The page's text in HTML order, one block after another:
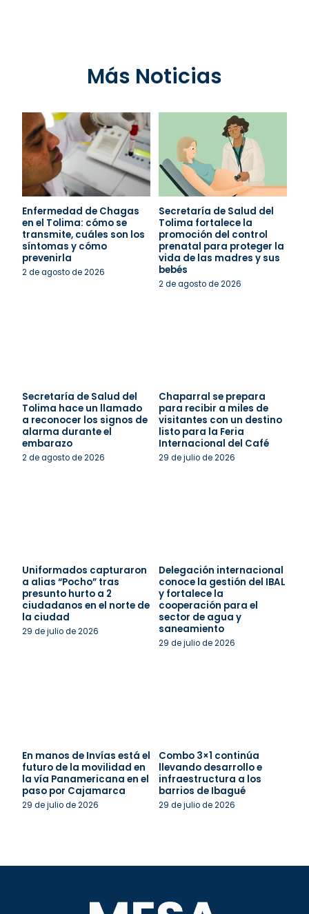
Más Noticias
Enfermedad de Chagas
en el Tolima: cómo se
transmite, cuáles son los
síntomas y cómo
prevenirla
2 de agosto de 2026
Secretaría de Salud del
Tolima fortalece la
promoción del control
prenatal para proteger la
vida de las madres y sus
bebés
2 de agosto de 2026
Secretaría de Salud del
Tolima hace un llamado
a reconocer los signos de
alarma durante el
embarazo
2 de agosto de 2026
Chaparral se prepara
para recibir a miles de
visitantes con un destino
listo para la Feria
Internacional del Café
29 de julio de 2026
Uniformados capturaron
a alias “Pocho” tras
presunto hurto a 2
ciudadanos en el norte de
la ciudad
29 de julio de 2026
Delegación internacional
conoce la gestión del IBAL
y fortalece la
cooperación para el
sector de agua y
saneamiento
29 de julio de 2026
En manos de Invías está el
futuro de la movilidad en
la vía Panamericana en el
paso por Cajamarca
29 de julio de 2026
Combo 3×1 continúa
llevando desarrollo e
infraestructura a los
barrios de Ibagué
29 de julio de 2026